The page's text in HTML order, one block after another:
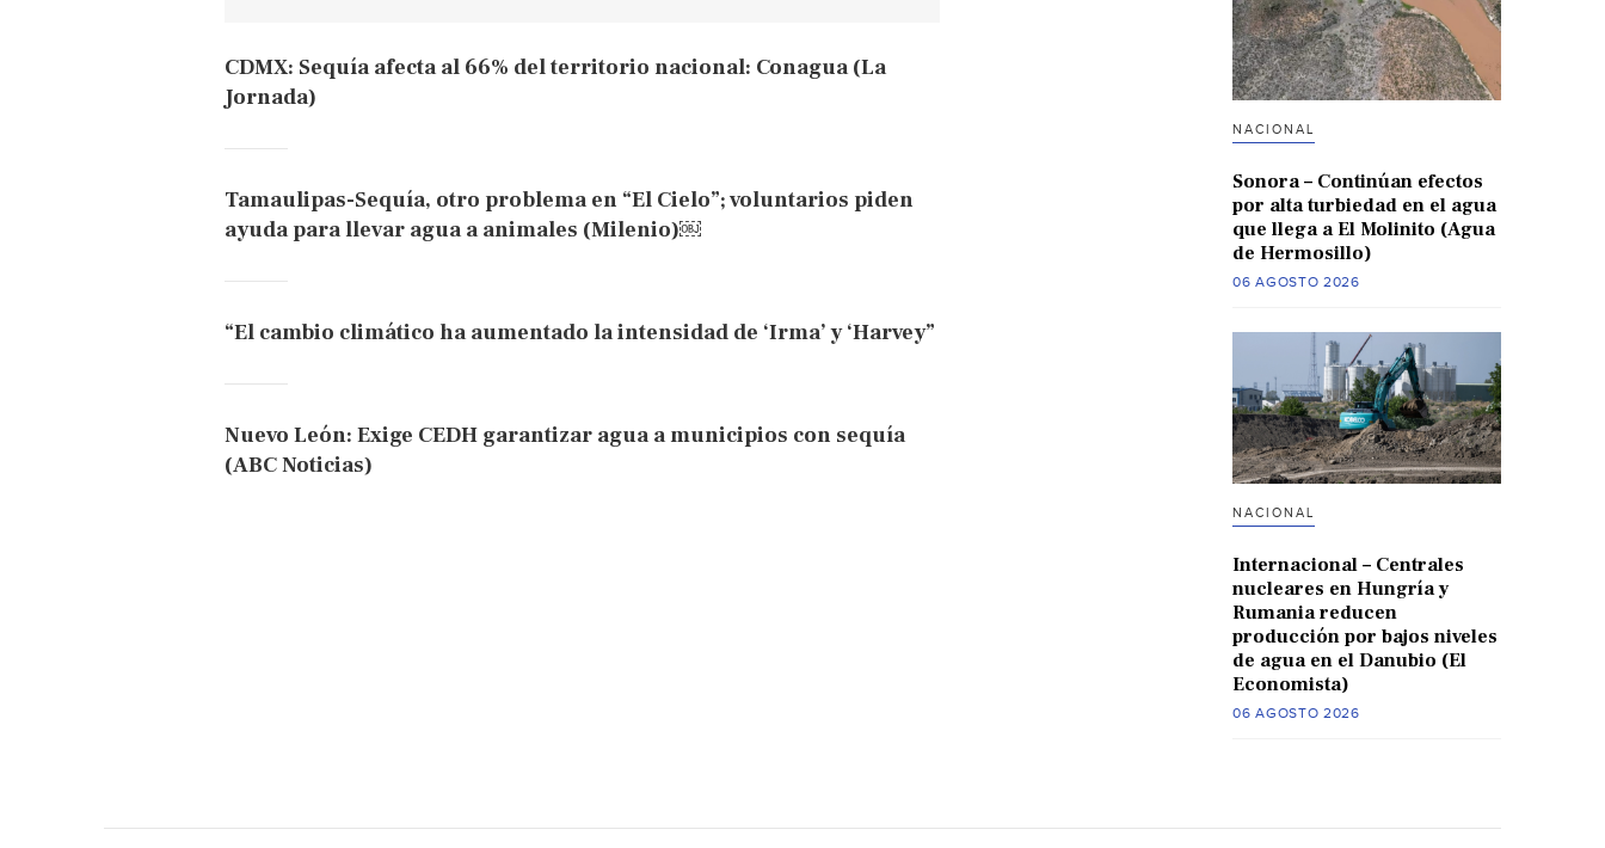
CDMX: Sequía afecta al 66% del territorio nacional: Conagua (La
Jornada)
Tamaulipas-Sequía, otro problema en “El Cielo”; voluntarios piden
ayuda para llevar agua a animales (Milenio)￼
“El cambio climático ha aumentado la intensidad de ‘Irma’ y ‘Harvey”
Nuevo León: Exige CEDH garantizar agua a municipios con sequía
(ABC Noticias)
NACIONAL
Sonora – Continúan efectos
por alta turbiedad en el agua
que llega a El Molinito (Agua
de Hermosillo)
06 AGOSTO 2026
NACIONAL
Internacional – Centrales
nucleares en Hungría y
Rumania reducen
producción por bajos niveles
de agua en el Danubio (El
Economista)
06 AGOSTO 2026